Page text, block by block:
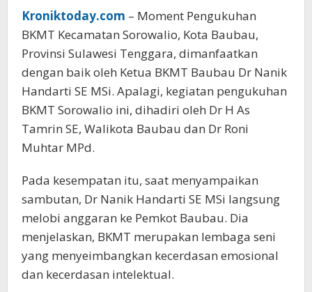
Kroniktoday.com – Moment Pengukuhan
BKMT Kecamatan Sorowalio, Kota Baubau,
Provinsi Sulawesi Tenggara, dimanfaatkan
dengan baik oleh Ketua BKMT Baubau Dr Nanik
Handarti SE MSi. Apalagi, kegiatan pengukuhan
BKMT Sorowalio ini, dihadiri oleh Dr H As
Tamrin SE, Walikota Baubau dan Dr Roni
Muhtar MPd.
Pada kesempatan itu, saat menyampaikan
sambutan, Dr Nanik Handarti SE MSi langsung
melobi anggaran ke Pemkot Baubau. Dia
menjelaskan, BKMT merupakan lembaga seni
yang menyeimbangkan kecerdasan emosional
dan kecerdasan intelektual.